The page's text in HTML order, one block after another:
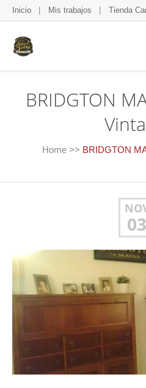
Inicio Mis trabajos Tienda
BRIDGTON
Home >> BRIDGTON
03